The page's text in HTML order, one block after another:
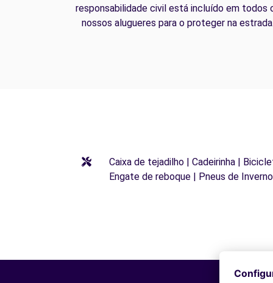
responsabilidade civil está incluído em todos
nossos alugueres para o proteger na
Caixa de tejadilho | Cadeirinha |
Engate de reboque | Pneus de Inverno